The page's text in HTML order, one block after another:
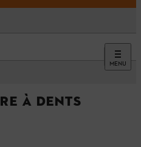
MENU
à dents